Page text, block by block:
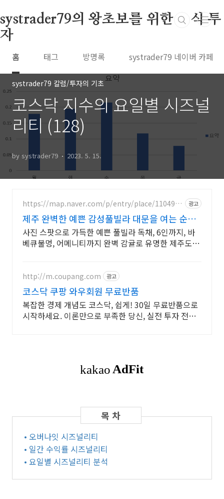
systrader79의 왕초보를 위한 주식 투
자
홈 태그 방명록 systrader79 네이버 카페
systrader79 칼럼/투자의 기초
코스닥 지수의 요일별 시즈널
리티 (128)
by systrader79 2023. 5. 15.
https://map.naver.com/p/entry/place/1104923
광고
제주 완벽한 예쁜 감성풀빌라 대문을 여는 순간
예쁨 가득
사진 스팟으로 가득한 예쁜 풀빌라 독채, 6인까지, 바
베큐불멍, 어메니티까지 완벽 감귤로 유명한 제주도 남
http://m.coupang.com 광고
코스닥 쿠팡 와우회원 무료반품
복잡한 경제 개념도 코스닥, 쉽게! 30일 무료반품으로
시작하세요. 이론만으로 부족한 당신, 실전 투자 전략
• 오버나잇 시즈널리티
• 일간 수익률 시즈널리티
• 요일별 시즈널리티 분석